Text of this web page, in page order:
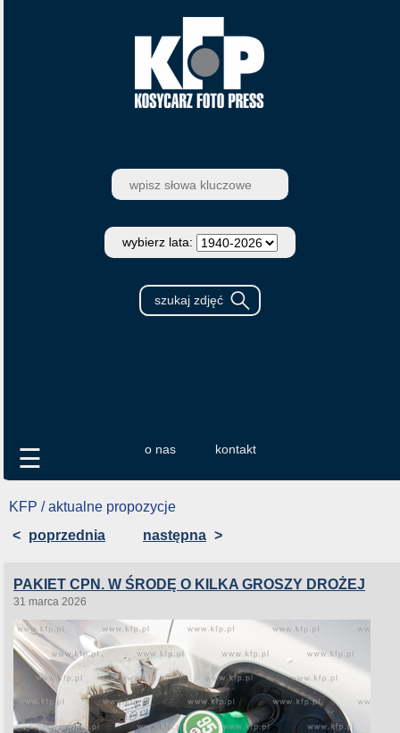
wybierz lata:
o nas kontakt
☰
KFP / aktualne propozycje
< poprzednia następna >
PAKIET CPN. W ŚRODĘ O KILKA GROSZY DROŻEJ
31 marca 2026